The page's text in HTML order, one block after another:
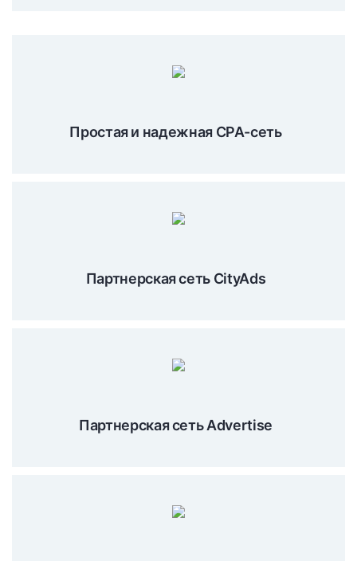
Простая и надежная CPA-сеть
Партнерская сеть CityAds
Партнерская сеть Advertise